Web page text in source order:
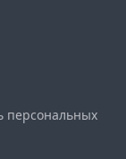
персональных